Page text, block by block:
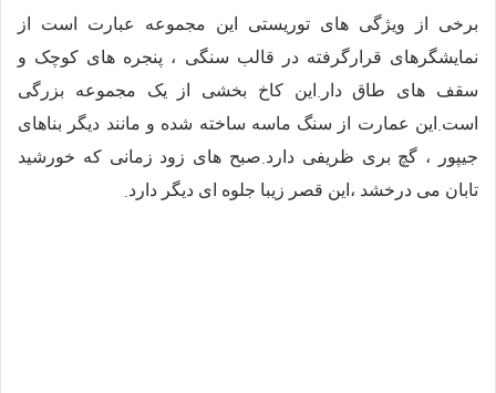
برخی از ویژگی های توریستی این مجموعه عبارت است از
نمایشگرهای قرارگرفته در قالب سنگی ، پنجره های کوچک و
سقف های طاق دار . این کاخ بخشی از یک مجموعه بزرگی
است. این عمارت از سنگ ماسه ساخته شده و مانند دیگر بناهای
جیپور ، گچ بری ظریفی دارد.صبح های زود زمانی که خورشید
تابان می درخشد ،این قصر زیبا جلوه ای دیگر دارد.